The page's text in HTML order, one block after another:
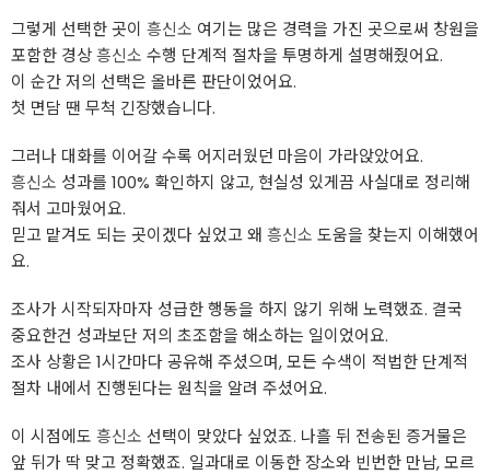
그렇게 선택한 곳이 흥신소 여기는 많은 경력을 가진 곳으로써 창원을
포함한 경상흥신소 수행 단계적 절차을 투명하게 설명해줬어요.
이 순간 저의 선택은 올바른 판단이었어요.
첫 면담 땐 무척 긴장했습니다.
그러나 대화를 이어갈 수록 어지러웠던 마음이 가라앉았어요.
흥신소 성과를 100% 확인하지 않고, 현실성 있게끔 사실대로 정리해
줘서 고마웠어요.
믿고 맡겨도 되는 곳이겠다 싶었고 왜 흥신소 도움을 찾는지 이해했어
요.
조사가 시작되자마자 성급한 행동을 하지 않기 위해 노력했죠. 결국
중요한건 성과보단 저의 초조함을 해소하는 일이었어요.
조사 상황은 1시간마다 공유해 주셨으며, 모든 수색이 적법한 단계적
절차 내에서 진행된다는 원칙을 알려 주셨어요.
이 시점에도 흥신소 선택이 맞았다 싶었죠. 나흘 뒤 전송된 증거물은
앞 뒤가 딱 맞고 정확했죠. 일과대로 이동한 장소와 빈번한 만남, 모르